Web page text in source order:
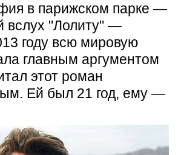
в парижском парке —
вслух "Лолиту" —
году всю мировую
главным аргументом
этот роман
Ей был 21 год, ему —